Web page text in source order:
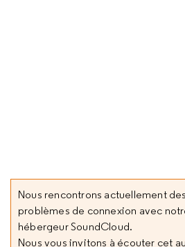
Nous rencontrons actuellement des
problèmes de connexion avec
hébergeur SoundCloud.
Nous vous invitons à écouter cet